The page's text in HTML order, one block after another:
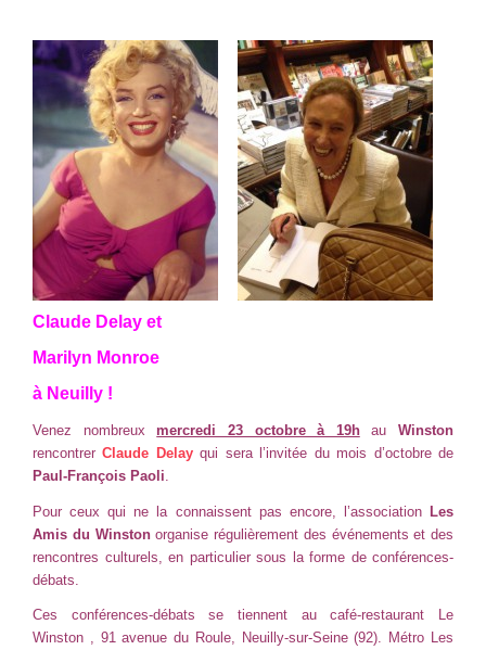
Claude Delay et
Marilyn Monroe
à Neuilly !
Venez nombreuxmercredi 23 octobre à 19hau Winston
rencontrerClaude Delayqui sera l’invitée du mois d’octobre de
Paul-François Paoli
Pour ceux qui ne la connaissent pas encore, l’association
Les
Amis du Winstonorganise régulièrement des événements et des
rencontres culturels, en particulier sous la forme de conférences-
débats.
Ces conférences-débats se tiennent au café-restaurant
Le
Winston , 91 avenue du Roule, Neuilly-sur-Seine (92). Métro Les